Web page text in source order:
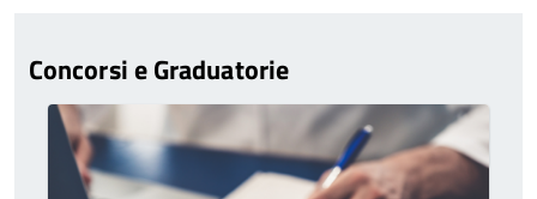
Concorsi e Graduatorie